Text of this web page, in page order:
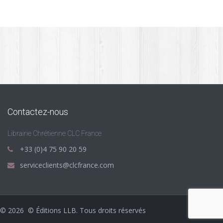
Contactez-nous
Librairie Chrétienne CLC France
+33 (0)4 75 90 20 59
serviceclients@clcfrance.com
© 2026 © Éditions LLB. Tous droits réservés